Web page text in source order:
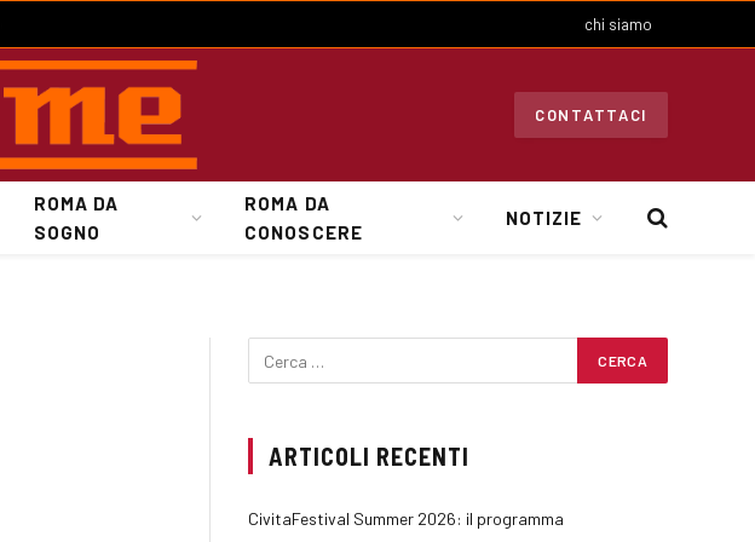
chi siamo
CONTATTACI
ROMA DA
SOGNO
ROMA DA
CONOSCERE
NOTIZIE
ARTICOLI RECENTI
CivitaFestival Summer 2026: il programma